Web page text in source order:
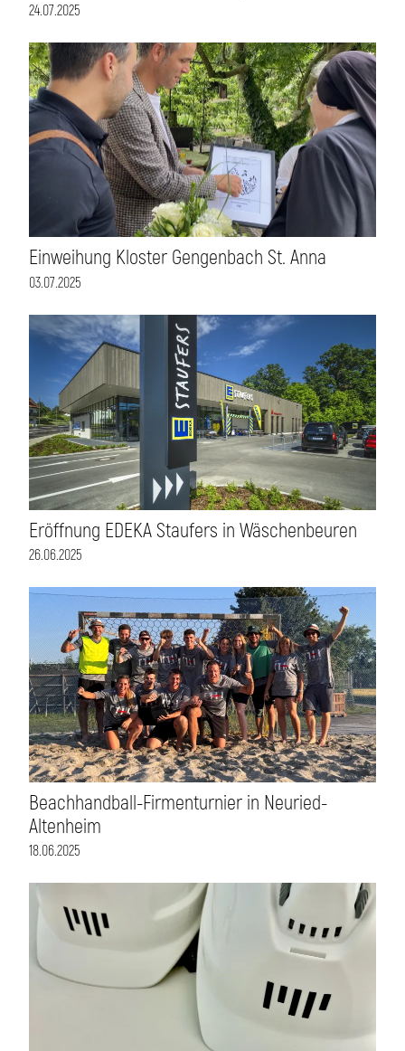
24.07.2025
Einweihung Kloster Gengenbach St. Anna
03.07.2025
Eröffnung EDEKA Staufers in Wäschenbeuren
26.06.2025
Beachhandball-Firmenturnier in Neuried-
Altenheim
18.06.2025